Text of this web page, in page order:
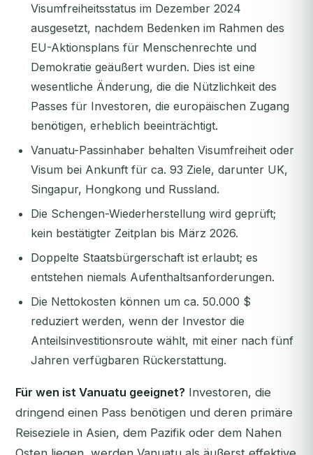
Visumfreiheitsstatus im Dezember 2024
ausgesetzt, nachdem Bedenken im Rahmen des
EU-Aktionsplans für Menschenrechte und
Demokratie geäußert wurden. Dies ist eine
wesentliche Änderung, die die Nützlichkeit des
Passes für Investoren, die europäischen Zugang
benötigen, erheblich beeinträchtigt.
Vanuatu-Passinhaber behalten Visumfreiheit oder
Visum bei Ankunft für ca. 93 Ziele, darunter UK,
Singapur, Hongkong und Russland.
Die Schengen-Wiederherstellung wird geprüft;
kein bestätigter Zeitplan bis März 2026.
Doppelte Staatsbürgerschaft ist erlaubt; es
entstehen niemals Aufenthaltsanforderungen.
Die Nettokosten können um ca. 50.000 $
reduziert werden, wenn der Investor die
Anteilsinvestitionsroute wählt, mit einer nach fünf
Jahren verfügbaren Rückerstattung.
Für wen ist Vanuatu geeignet? Investoren, die
dringend einen Pass benötigen und deren primäre
Reiseziele in Asien, dem Pazifik oder dem Nahen